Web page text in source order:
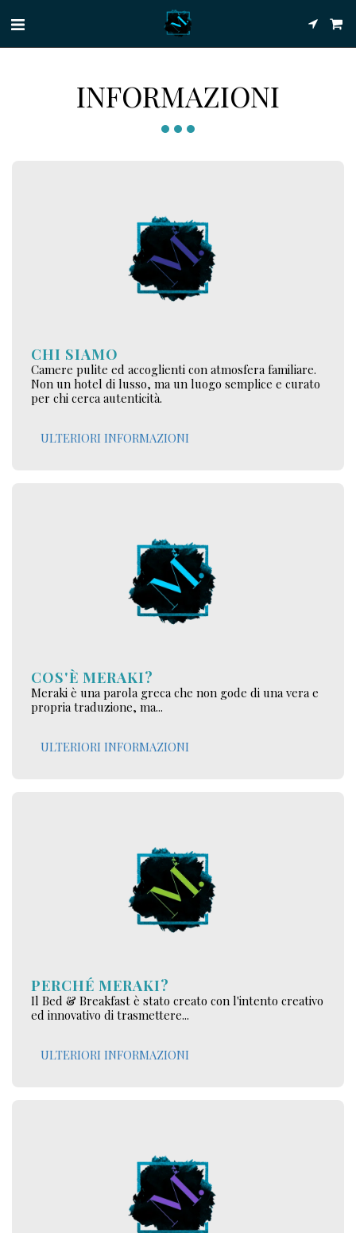
INFORMAZIONI
CHI SIAMO
Camere pulite ed accoglienti con atmosfera familiare.
Non un hotel di lusso, ma un luogo semplice e curato
per chi cerca autenticità.
ULTERIORI INFORMAZIONI
COS'È MERAKI?
Meraki è una parola greca che non gode di una vera e
propria traduzione, ma...
ULTERIORI INFORMAZIONI
PERCHÉ MERAKI?
Il Bed & Breakfast è stato creato con l'intento creativo
ed innovativo di trasmettere...
ULTERIORI INFORMAZIONI